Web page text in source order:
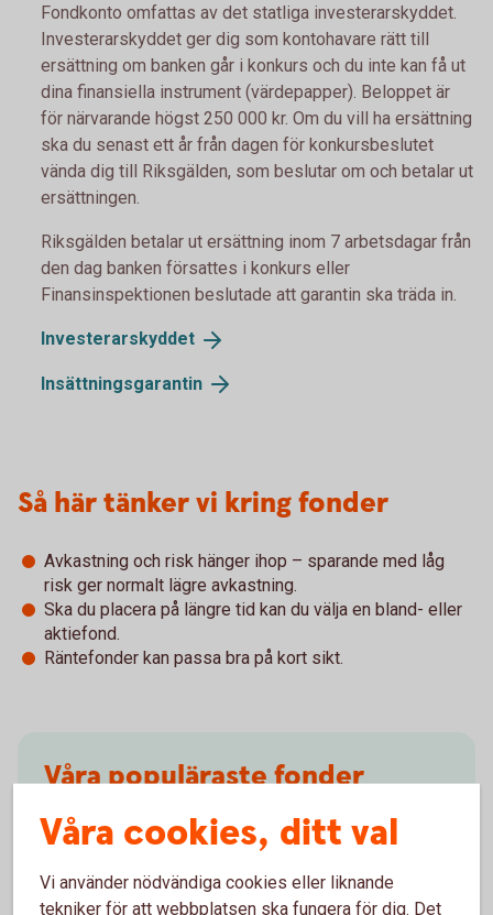
Fondkonto omfattas av det statliga investerarskyddet.
Investerarskyddet ger dig som kontohavare rätt till
ersättning om banken går i konkurs och du inte kan få ut
dina finansiella instrument (värdepapper). Beloppet är
för närvarande högst 250 000 kr. Om du vill ha ersättning
ska du senast ett år från dagen för konkursbeslutet
vända dig till Riksgälden, som beslutar om och betalar ut
ersättningen.
Riksgälden betalar ut ersättning inom 7 arbetsdagar från
den dag banken försattes i konkurs eller
Finansinspektionen beslutade att garantin ska träda in.
Investerarskyddet
Insättningsgarantin
Så här tänker vi kring fonder
Avkastning och risk hänger ihop – sparande med låg
risk ger normalt lägre avkastning.
Ska du placera på längre tid kan du välja en bland- eller
aktiefond.
Räntefonder kan passa bra på kort sikt.
Våra populäraste fonder
Ibland är det svårt att välja. Få inspiration och tips.
Fondinspiration(swedbank-aktiellt.se)
Våra cookies, ditt val
Vi använder nödvändiga cookies eller liknande
tekniker för att webbplatsen ska fungera för dig. Det